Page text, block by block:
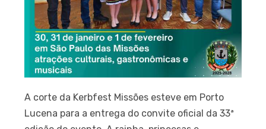
A corte da Kerbfest Missões esteve em Porto
Lucena para a entrega do convite oficial da 33ª